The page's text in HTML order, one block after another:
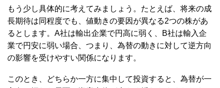
もう少し具体的に考えてみましょう。たとえば、将来の成
長期待は同程度でも、値動きの要因が異なる2つの株があ
るとします。A社は輸出企業で円高に弱く、B社は輸入企
業で円安に弱い場合、つまり、為替の動きに対して逆方向
の影響を受けやすい関係になります。
このとき、どちらか一方に集中して投資すると、為替が一